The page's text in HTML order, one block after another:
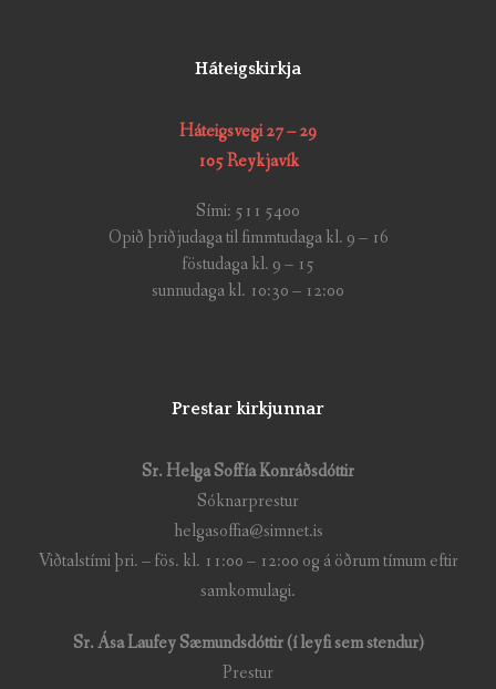
Háteigskirkja
Háteigsvegi 27 – 29
105 Reykjavík
Sími: 511 5400
Opið þriðjudaga til fimmtudaga kl. 9 – 16
föstudaga kl. 9 – 15
sunnudaga kl. 10:30 – 12:00
Prestar kirkjunnar
Sr. Helga Soffía Konráðsdóttir
Sóknarprestur
helgasoffia@simnet.is
Viðtalstími þri. – fös. kl. 11:00 – 12:00 og á öðrum tímum eftir
samkomulagi.
Sr. Ása Laufey Sæmundsdóttir (í leyfi sem stendur)
Prestur